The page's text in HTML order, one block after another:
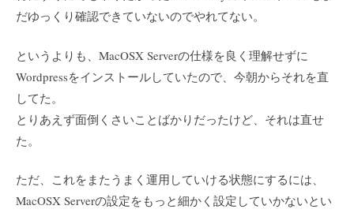
だゆっくり確認できていないのでやれてない。
というよりも、MacOSX Serverの仕様を良く理解せずに
Wordpressをインストールしていたので、今朝からそれを直
してた。
とりあえず面倒くさいことばかりだったけど、それは直せ
た。
ただ、これをまたうまく運用していける状態にするには、
MacOSX Serverの設定をもっと細かく設定していかないとい